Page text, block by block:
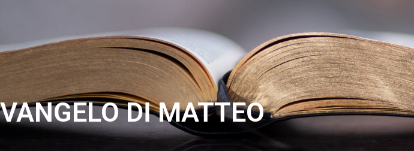
VANGELO DI MATTEO